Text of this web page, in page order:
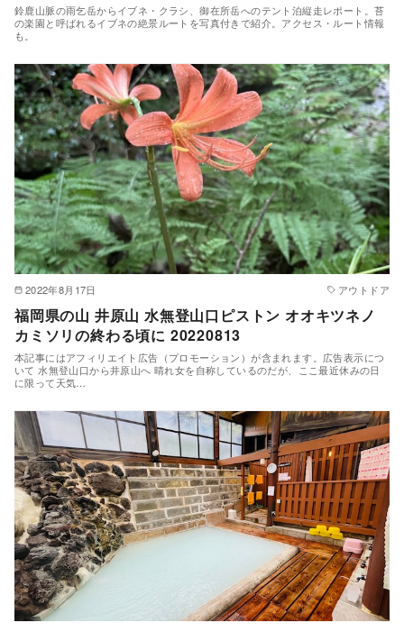
鈴鹿山脈の雨乞岳からイブネ・クラシ、御在所岳へのテント泊縦走レポート。苔
の楽園と呼ばれるイブネの絶景ルートを写真付きで紹介。アクセス・ルート情報
も。
2022年8月17日 アウトドア
福岡県の山 井原山 水無登山口ピストン オオキツネノ
カミソリの終わる頃に 20220813
本記事にはアフィリエイト広告（プロモーション）が含まれます。広告表示につ
いて 水無登山口から井原山へ 晴れ女を自称しているのだが、ここ最近休みの日
に限って天気…